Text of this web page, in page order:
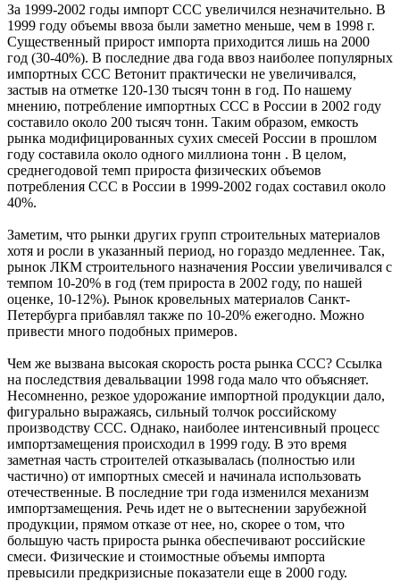
За 1999-2002 годы импорт ССС увеличился незначительно. В
1999 году объемы ввоза были заметно меньше, чем в 1998 г.
Существенный прирост импорта приходится лишь на 2000
год (30-40%). В последние два года ввоз наиболее популярных
импортных ССС Ветонит практически не увеличивался,
застыв на отметке 120-130 тысяч тонн в год. По нашему
мнению, потребление импортных ССС в России в 2002 году
составило около 200 тысяч тонн. Таким образом, емкость
рынка модифицированных сухих смесей России в прошлом
году составила около одного миллиона тонн . В целом,
среднегодовой темп прироста физических объемов
потребления ССС в России в 1999-2002 годах составил около
40%.
Заметим, что рынки других групп строительных материалов
хотя и росли в указанный период, но гораздо медленнее. Так,
рынок ЛКМ строительного назначения России увеличивался с
темпом 10-20% в год (тем прироста в 2002 году, по нашей
оценке, 10-12%). Рынок кровельных материалов Санкт-
Петербурга прибавлял также по 10-20% ежегодно. Можно
привести много подобных примеров.
Чем же вызвана высокая скорость роста рынка ССС? Ссылка
на последствия девальвации 1998 года мало что объясняет.
Несомненно, резкое удорожание импортной продукции дало,
фигурально выражаясь, сильный толчок российскому
производству ССС. Однако, наиболее интенсивный процесс
импортзамещения происходил в 1999 году. В это время
заметная часть строителей отказывалась (полностью или
частично) от импортных смесей и начинала использовать
отечественные. В последние три года изменился механизм
импортзамещения. Речь идет не о вытеснении зарубежной
продукции, прямом отказе от нее, но, скорее о том, что
большую часть прироста рынка обеспечивают российские
смеси. Физические и стоимостные объемы импорта
превысили предкризисные показатели еще в 2000 году.